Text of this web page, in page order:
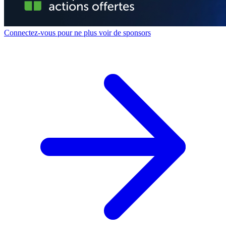
Connectez-vous pour ne plus voir de sponsors